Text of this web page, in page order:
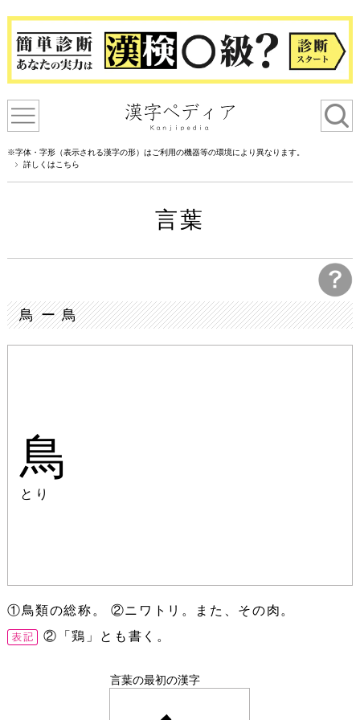
※字体・字形（表示される漢字の形）はご利用の機器等の環境により異なります。
詳しくはこちら
言葉
鳥 ー 鳥
鳥
とり
①鳥類の総称。 ②ニワトリ。また、その肉。
②「鶏」とも書く。
言葉の最初の漢字